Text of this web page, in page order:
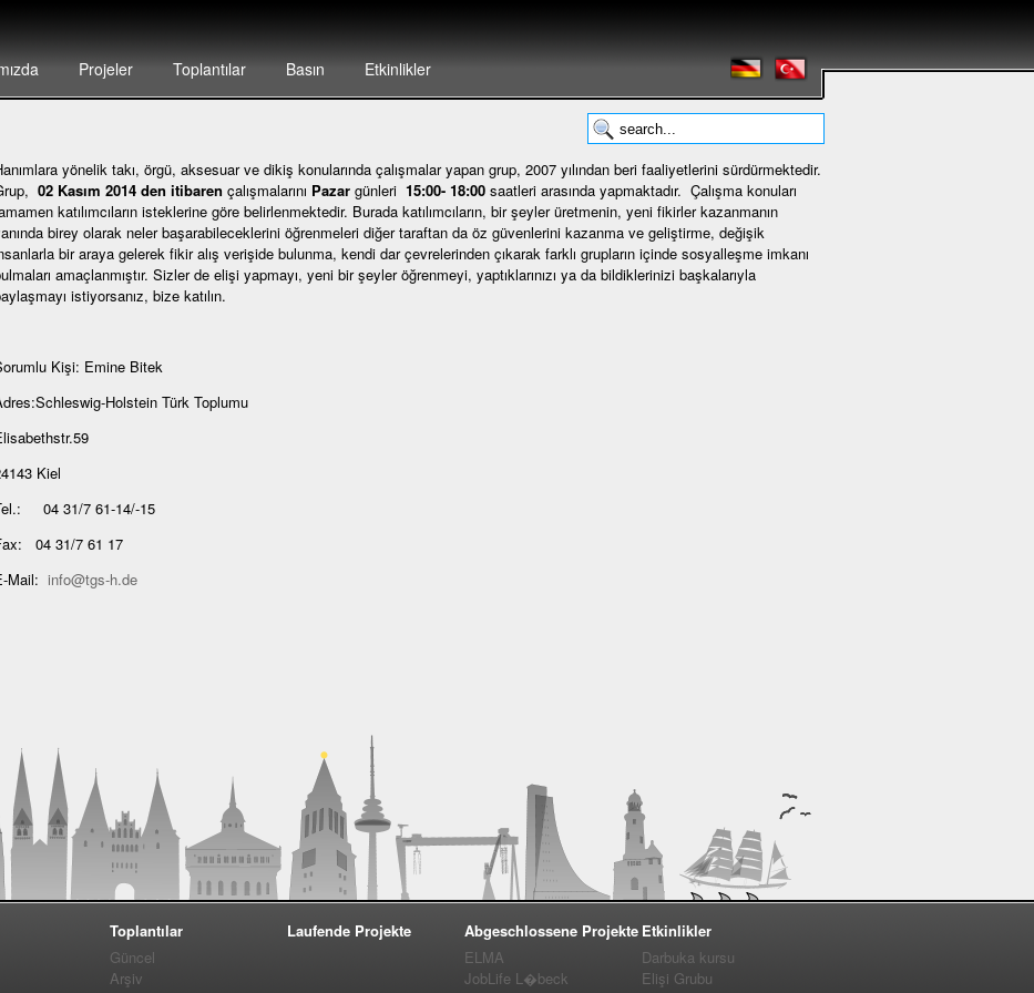
Projeler Toplantılar Basın Etkinlikler
yönelik takı, örgü, aksesuar ve dikiş konularında çalışmalar yapan grup, 2007 yılından beri faaliyetlerini sürdürmektedir.
02 Kasım 2014 den itibaren çalışmalarını Pazargünleri 15:00- 18:00saatleri arasında yapmaktadır. Çalışma konuları
katılımcıların isteklerine göre belirlenmektedir. Burada katılımcıların, bir şeyler üretmenin, yeni fikirler kazanmanın
birey olarak neler başarabileceklerini öğrenmeleri diğer taraftan da öz güvenlerini kazanma ve geliştirme, değişik
bir araya gelerek fikir alış verişide bulunma, kendi dar çevrelerinden çıkarak farklı grupların içinde sosyalleşme imkanı
amaçlanmıştır. Sizler de elişi yapmayı, yeni bir şeyler öğrenmeyi, yaptıklarınızı ya da bildiklerinizi başkalarıyla
istiyorsanız, bize katılın.
Kişi: Emine Bitek
Holstein Türk Toplumu
Kiel
04 31/7 61-14/-15
04 31/7 61 17
Mail: info@tgs-h.de
Toplantılar
Güncel
Arşiv
Laufende Projekte
Abgeschlossene Projekte
ELMA
JobLife L�beck
Etkinlikler
Darbuka kursu
Elişi Grubu